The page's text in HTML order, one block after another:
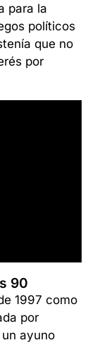
para la
políticos
que no
por
90
1997 como
por
ayuno